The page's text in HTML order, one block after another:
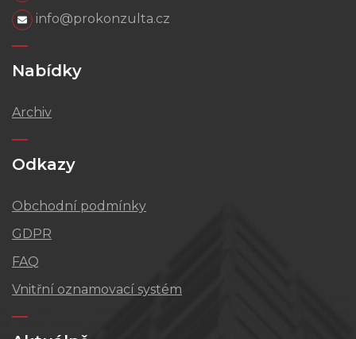
info@prokonzulta.cz
Nabídky
Archiv
Odkazy
Obchodní podmínky
GDPR
FAQ
Vnitřní oznamovací systém